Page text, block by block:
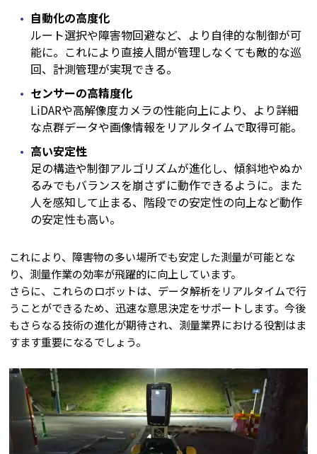
自動化の高度化
ルート選択や障害物回避など、より自律的な制御が可
能に。これにより直接人間が管理しなくても敵的な巡
回、計測管理が実現できる。
センサーの高精度化
LiDARや高解像度カメラの性能向上により、より詳細
な点群データや画像情報をリアルタイムで取得可能。
高い安定性
足の構造や制御アルゴリズムが進化し、傾斜地やぬか
るみでもバランスを崩さずに動作できるように。また
人を感知して止まる、階段での安定性の向上など動作
の安定性も高い。
これにより、障害物の多い場所でも安定した測量が可能とな
り、測量作業の効率が飛躍的に向上しています。
さらに、これらのロボットは、データ解析をリアルタイムで行
うことができるため、迅速な意思決定をサポートします。今後
もさらなる技術の進化が期待され、測量業界における役割はま
すます重要になるでしょう。